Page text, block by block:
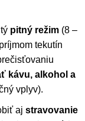
pitný režim (8 –
tekutín
kávu, alkohol a
vplyv).
aj stravovanie